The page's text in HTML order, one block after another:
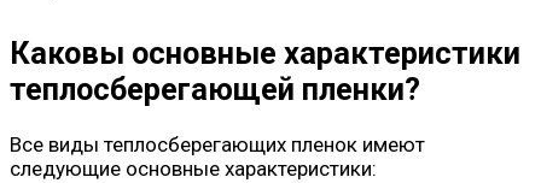
Каковы основные характеристики
теплосберегающей пленки?
Все виды теплосберегающих пленок имеют
следующие основные характеристики: